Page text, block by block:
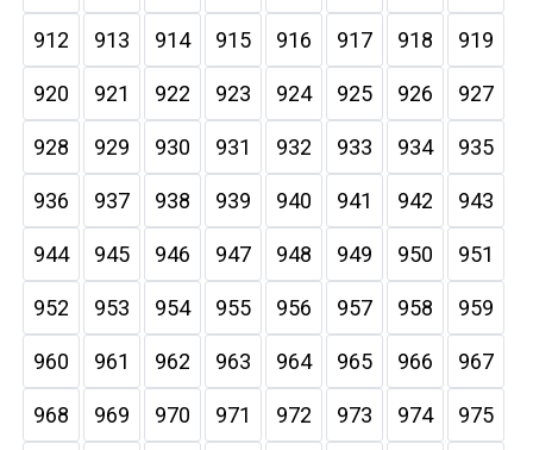
912 913 914 915 916 917 918 919
920 921 922 923 924 925 926 927
928 929 930 931 932 933 934 935
936 937 938 939 940 941 942 943
944 945 946 947 948 949 950 951
952 953 954 955 956 957 958 959
960 961 962 963 964 965 966 967
968 969 970 971 972 973 974 975